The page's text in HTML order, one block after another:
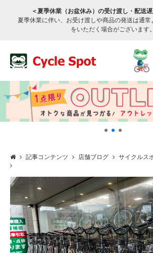
＜夏季休業（お盆休み）の受け渡し・配送
夏季休業に伴い、お受け渡しや商品の発送は通常
をいただく場合がございます。
サービスのご案内
サービス全般
記事コンテンツ 店舗ブログ サイクルス